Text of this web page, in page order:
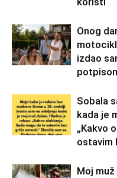
Onog
izdao
Sobala
kada je
„Kakvo
ostavim
Moj